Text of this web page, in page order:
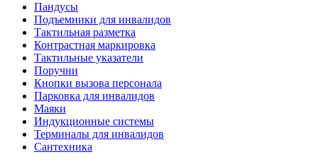
Пандусы
Подъемники для инвалидов
Тактильная разметка
Контрастная маркировка
Тактильные указатели
Поручни
Кнопки вызова персонала
Парковка для инвалидов
Маяки
Индукционные системы
Терминалы для инвалидов
Сантехника